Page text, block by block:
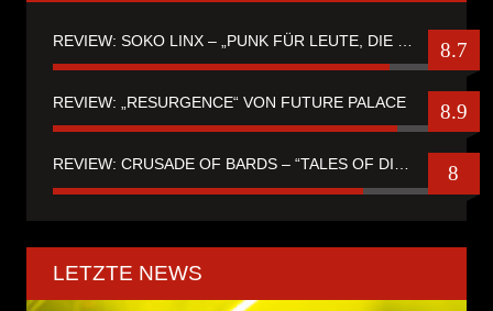
8.7
REVIEW: „RESURGENCE“ VON FUTURE PALACE 8.9
REVIEW: CRUSADE OF BARDS – “TALES OF DISTANT WORLDS“ 8
LETZTE NEWS